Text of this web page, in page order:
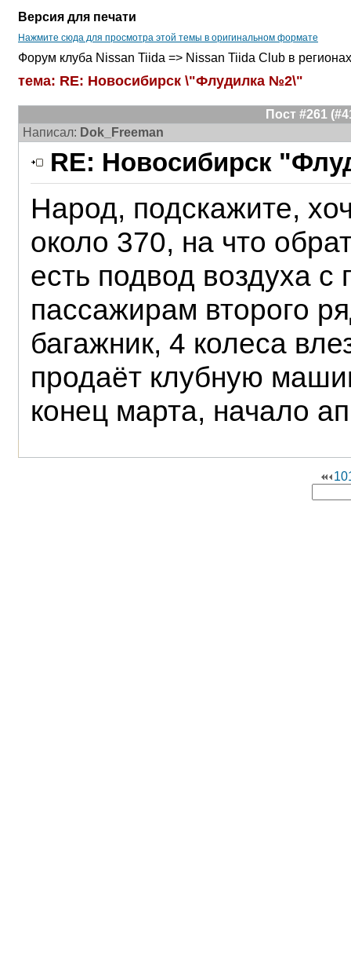
Версия для печати
Нажмите сюда для просмотра этой темы в оригинальном формате
Форум клуба Nissan Tiida => Nissan Tiida Club в
тема: RE: Новосибирск \"Флудилка №2\"
Пост #261
Написал: Dok_Freeman
RE: Новосибирск
Народ, подскажите,
около 370, на что
есть подвод воздуха с
пассажирам второго
багажник, 4 колеса
продаёт клубную
конец марта, начало
10